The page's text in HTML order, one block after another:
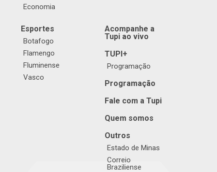
Economia
Esportes
Botafogo
Flamengo
Fluminense
Vasco
Acompanhe a
Tupi ao vivo
TUPI+
Programação
Programação
Fale com a Tupi
Quem somos
Outros
Estado de Minas
Correio
Braziliense